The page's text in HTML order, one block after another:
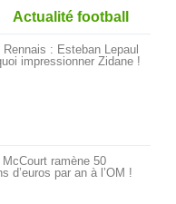
Actualité football
Rennais : Esteban Lepaul
impressionner Zidane !
McCourt ramène 50
d’euros par an à l’OM !